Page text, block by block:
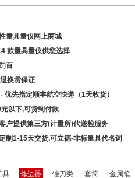
量具量仪网上商城
款量具量仪供您选择
百
换货保证
优先指定顺丰航空快递（1天收货）
以下,可货到付款
户提供第三方(计量所)代送检服务
制1-15天交货,可立德-非标量具代名词
具 修边器 锉刀类 套筒
金属笔